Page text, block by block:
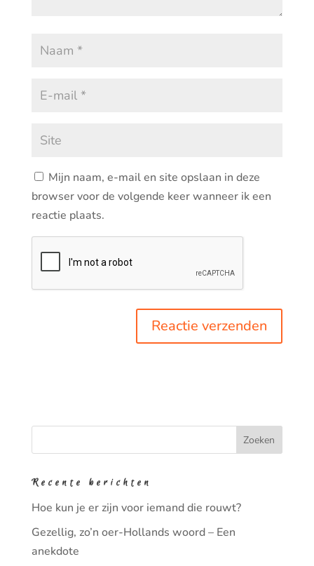
Mijn naam, e-mail en site opslaan in deze
browser voor de volgende keer wanneer ik een
reactie plaats.
Recente berichten
Hoe kun je er zijn voor iemand die rouwt?
Gezellig, zo’n oer-Hollands woord – Een
anekdote